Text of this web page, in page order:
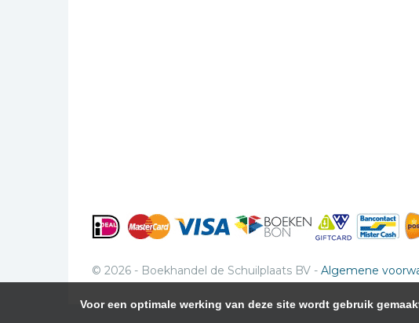
© 2026 - Boekhandel de Schuilplaats BV - Algemene
Voor een optimale werking van deze site wordt gebruik